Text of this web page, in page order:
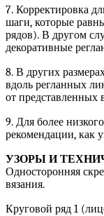
7. Корректировка
шаги, которые
рядов). В другом
декоративные
8. В других
вдоль регланных
от представленных
9. Для более
рекомендации, как
УЗОРЫ И
Односторонняя
вязания.
Круговой ряд 1